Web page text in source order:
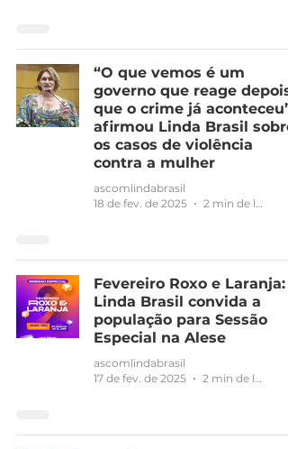
“O que vemos é um
governo que reage depois
que o crime já aconteceu”,
afirmou Linda Brasil sobre
os casos de violência
contra a mulher
ascomlindabrasil
18 de fev. de 2025
2 min de leitura
Fevereiro Roxo e Laranja:
Linda Brasil convida a
população para Sessão
Especial na Alese
ascomlindabrasil
17 de fev. de 2025
2 min de leitura